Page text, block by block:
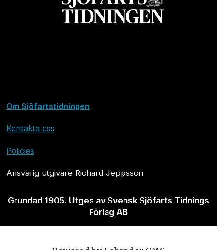
Om Sjöfartstidningen
Kontakta oss
Policies
Ansvarig utgivare Richard Jeppsson
Grundad 1905. Utges av Svensk Sjöfarts Tidnings
Förlag AB